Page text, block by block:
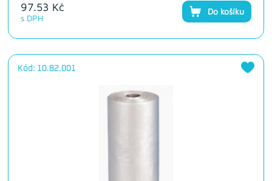
97.53 Kč
s DPH
Do košíku
Kód: 10.82.001